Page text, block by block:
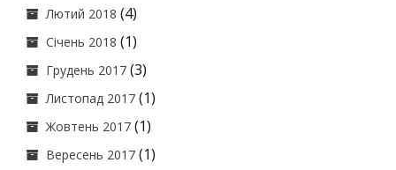
Лютий 2018 (4)
Січень 2018 (1)
Грудень 2017 (3)
Листопад 2017 (1)
Жовтень 2017 (1)
Вересень 2017 (1)